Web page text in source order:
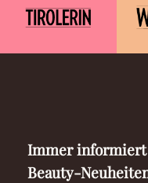
Immer
Beauty-